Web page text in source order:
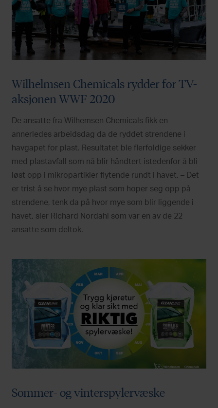
Wilhelmsen Chemicals rydder for TV-
aksjonen WWF 2020
De ansatte fra Wilhemsen Chemicals fikk en
annerledes arbeidsdag da de ryddet strendene i
havgapet for plast. Resultatet ble flerfoldige sekker
med plastavfall som nå blir håndtert istedenfor å bli
løst opp i mikropartikler flytende rundt i havet. – Det
er trist å se hvor mye plast som hoper seg opp på
strendene, tenk da på hvor mye som blir liggende i
havet, sier Richard Nordahl som var en av de 22
ansatte som deltok.
Sommer- og vinterspylervæske